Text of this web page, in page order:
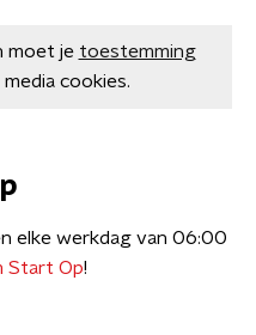
moet je toestemming
cookies.
elke werkdag van 06:00
Start Op!